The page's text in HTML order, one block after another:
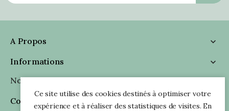
A Propos

Informations

Nous Suivre

Coordonnées
Ce site utilise des cookies destinés à optimiser votre
expérience et à réaliser des statistiques de visites. En